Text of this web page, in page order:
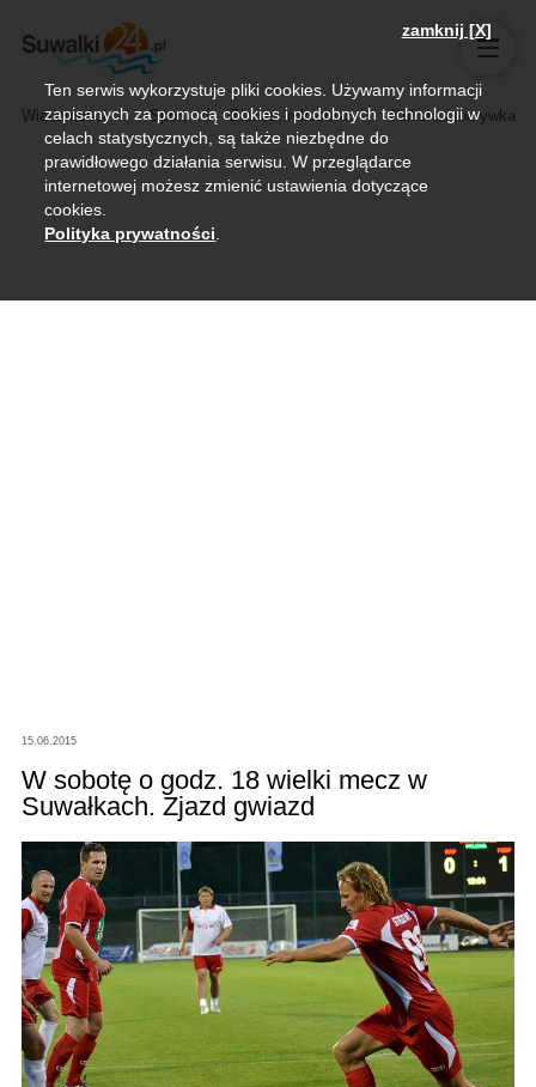
Wiadomości Sport Biznes, rolnictwo Kultura i rozrywka
15.06.2015
W sobotę o godz. 18 wielki mecz w
Suwałkach. Zjazd gwiazd
zamknij [X]
Ten serwis wykorzystuje pliki cookies. Używamy informacji
zapisanych za pomocą cookies i podobnych technologii w
celach statystycznych, są także niezbędne do
prawidłowego działania serwisu. W przeglądarce
internetowej możesz zmienić ustawienia dotyczące
cookies.
Polityka prywatności